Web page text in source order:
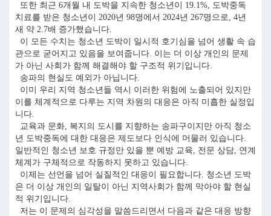
또한 최근 6개월 내 도박을 지속한 청소년이 19.1%, 도박중독
치료를 받은 청소년이 2020년 98명에서 2024년 267명으로, 4년
새 약 2.7배 증가했습니다.
이 모든 수치는 청소년 도박이 일시적 호기심을 넘어 생활 속 습
관으로 굳어지고 있음을 보여줍니다. 이는 더 이상 개인의 문제
가 아닌 사회가 함께 해결해야 할 구조적 위기입니다.
송파의 현실도 예외가 아닙니다.
이미 우리 지역 청소년들 역시 이러한 위험에 노출되어 있지만
이를 체계적으로 다루는 지역 차원의 대응은 아직 미흡한 실정입
니다.
교육과 문화, 복지의 도시를 지향하는 송파구이지만 아직 청소
년 도박중독에 대한 대응은 제도보다 인식에 머물러 있습니다.
일반적인 청소년 보호 규정만 있을 뿐 예방 교육, 전문 상담, 연계
체계가 구체적으로 작동하지 못하고 있습니다.
이제는 선언을 넘어 실질적인 대응이 필요합니다. 청소년 도박
은 더 이상 개인의 일탈이 아닌 지역사회가 함께 막아야 할 현실
적 위기입니다.
저는 이 문제의 심각성을 말씀드리면서 다음과 같은 대응 방향